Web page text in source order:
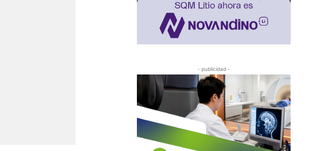
- publicidad -